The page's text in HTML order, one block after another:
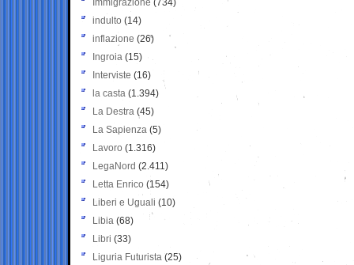
Immigrazione (734)
indulto (14)
inflazione (26)
Ingroia (15)
Interviste (16)
la casta (1.394)
La Destra (45)
La Sapienza (5)
Lavoro (1.316)
LegaNord (2.411)
Letta Enrico (154)
Liberi e Uguali (10)
Libia (68)
Libri (33)
Liguria Futurista (25)